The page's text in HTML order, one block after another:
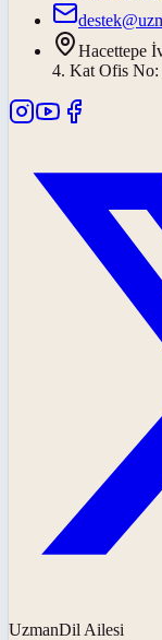
Hacettepe
4. Kat Ofis
UzmanDil Ailesi